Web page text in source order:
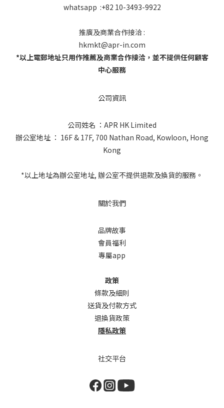
whatsapp :+82 10-3493-9922
推廣及商業合作接洽 :
hkmkt@apr-in.com
*以上電郵地址只用作推薦及商業合作接洽，並不提供任何顧客
中心服務
公司資訊
公司姓名 ：APR HK Limited
辦公室地址 ： 16F & 17F, 700 Nathan Road, Kowloon, Hong
Kong
*以上地址為辦公室地址, 辦公室不提供退款及換貨的服務。
關於我們
品牌故事
會員福利
專屬app
政策
條款及細則
送貨及付款方式
退換貨政策
隱私政策
社交平台